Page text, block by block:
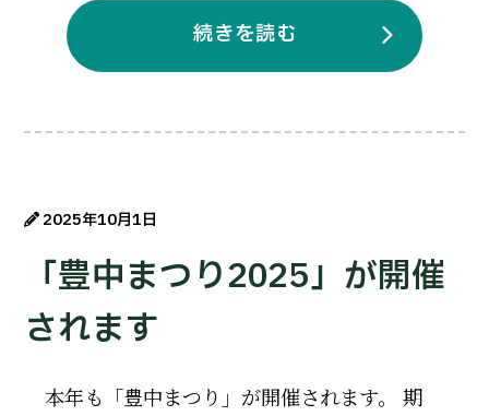
続きを読む
2025年10月1日
「豊中まつり2025」が開催
されます
本年も「豊中まつり」が開催されます。 期